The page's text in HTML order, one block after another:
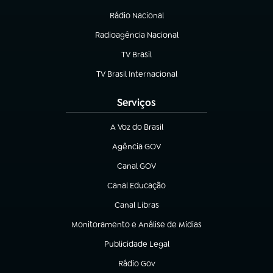
Rádio Nacional
Radioagência Nacional
(abre em nova aba)
TV Brasil
(abre em nova aba)
TV Brasil Internacional
(abre em nova aba)
Serviços
A Voz do Brasil
(abre em nova aba)
Agência GOV
(abre em nova aba)
Canal GOV
(abre em nova aba)
Canal Educação
(abre em nova aba)
Canal Libras
(abre em nova aba)
Monitoramento e Análise de Mídias
(abre em nova aba)
Publicidade Legal
(abre em nova aba)
Rádio Gov
(abre em nova aba)